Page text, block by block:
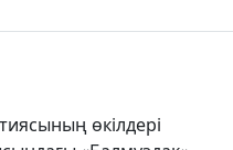
өкілдері